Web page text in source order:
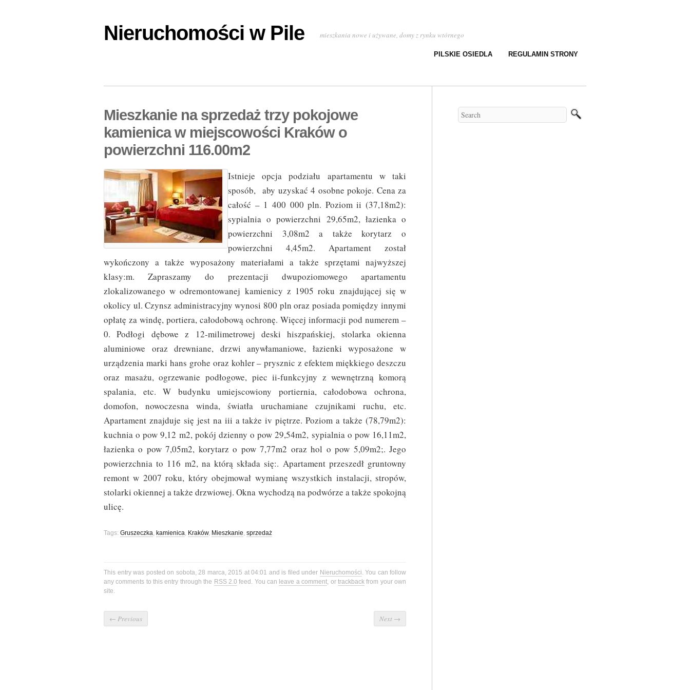
Nieruchomości w Pile mieszkania nowe i używane, domy z rynku wtórnego
PILSKIE OSIEDLA REGULAMIN STRONY
Mieszkanie na sprzedaż trzy pokojowe
kamienica w miejscowości Kraków o
powierzchni 116.00m2
Istnieje opcja podziału apartamentu w taki
sposób, aby uzyskać 4 osobne pokoje. Cena za
całość – 1 400 000 pln. Poziom ii (37,18m2):
sypialnia o powierzchni 29,65m2, łazienka o
powierzchni 3,08m2 a także korytarz o
powierzchni 4,45m2. Apartament został
wykończony a także wyposażony materiałami a także sprzętami najwyższej
klasy:m. Zapraszamy do prezentacji dwupoziomowego apartamentu
zlokalizowanego w odremontowanej kamienicy z 1905 roku znajdującej się w
okolicy ul. Czynsz administracyjny wynosi 800 pln oraz posiada pomiędzy innymi
opłatę za windę, portiera, całodobową ochronę. Więcej informacji pod numerem –
0. Podłogi dębowe z 12-milimetrowej deski hiszpańskiej, stolarka okienna
aluminiowe oraz drewniane, drzwi anywłamaniowe, łazienki wyposażone w
urządzenia marki hans grohe oraz kohler – prysznic z efektem miękkiego deszczu
oraz masażu, ogrzewanie podłogowe, piec ii-funkcyjny z wewnętrzną komorą
spalania, etc. W budynku umiejscowiony portiernia, całodobowa ochrona,
domofon, nowoczesna winda, światła uruchamiane czujnikami ruchu, etc.
Apartament znajduje się jest na iii a także iv piętrze. Poziom a także (78,79m2):
kuchnia o pow 9,12 m2, pokój dzienny o pow 29,54m2, sypialnia o pow 16,11m2,
łazienka o pow 7,05m2, korytarz o pow 7,77m2 oraz hol o pow 5,09m2;. Jego
powierzchnia to 116 m2, na którą składa się:. Apartament przeszedł gruntowny
remont w 2007 roku, który obejmował wymianę wszystkich instalacji, stropów,
stolarki okiennej a także drzwiowej. Okna wychodzą na podwórze a także spokojną
ulicę.
Tags: Gruszeczka, kamienica, Kraków, Mieszkanie, sprzedaż
This entry was posted on sobota, 28 marca, 2015 at 04:01 and is filed under Nieruchomości. You can follow
any comments to this entry through the RSS 2.0 feed. You can leave a comment, or trackbackfrom your own
site.
← Previous Next →